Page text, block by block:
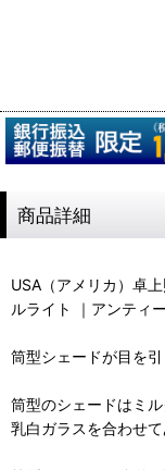
商品詳細
USA（アメリカ）卓
ルライト ｜アンティ
筒型シェードが目を
筒型のシェードはミ
乳白ガラスを合わせて